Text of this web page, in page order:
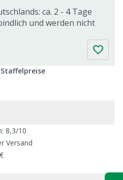
ca. 2 - 4 Tage
und werden nicht
8,3/10
Versand